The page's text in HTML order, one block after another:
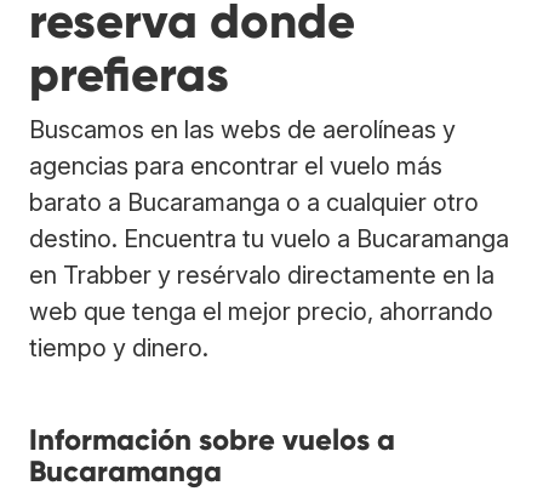
reserva donde
prefieras
Buscamos en las webs de aerolíneas y
agencias para encontrar el vuelo más
barato a Bucaramanga o a cualquier otro
destino. Encuentra tu vuelo a Bucaramanga
en Trabber y resérvalo directamente en la
web que tenga el mejor precio, ahorrando
tiempo y dinero.
Información sobre vuelos a
Bucaramanga